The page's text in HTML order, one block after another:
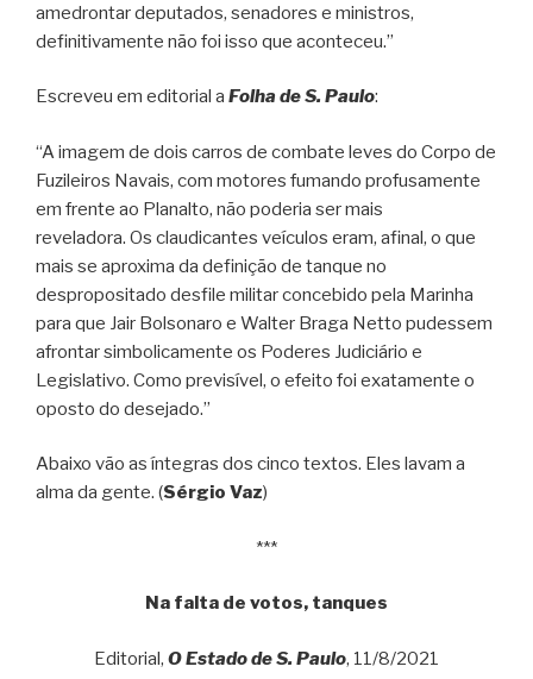
amedrontar deputados, senadores e ministros,
definitivamente não foi isso que aconteceu.”
Escreveu em editorial a Folha de S. Paulo:
“A imagem de dois carros de combate leves do Corpo de
Fuzileiros Navais, com motores fumando profusamente
em frente ao Planalto, não poderia ser mais
reveladora. Os claudicantes veículos eram, afinal, o que
mais se aproxima da definição de tanque no
despropositado desfile militar concebido pela Marinha
para que Jair Bolsonaro e Walter Braga Netto pudessem
afrontar simbolicamente os Poderes Judiciário e
Legislativo. Como previsível, o efeito foi exatamente o
oposto do desejado.”
Abaixo vão as íntegras dos cinco textos. Eles lavam a
alma da gente. (Sérgio Vaz)
***
Na falta de votos, tanques
Editorial, O Estado de S. Paulo, 11/8/2021